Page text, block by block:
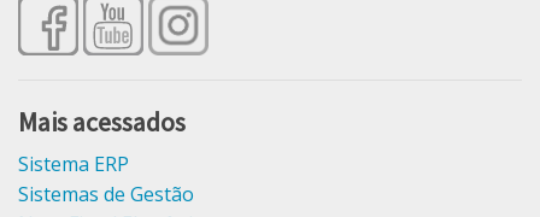
Mais acessados
Sistema ERP
Sistemas de Gestão